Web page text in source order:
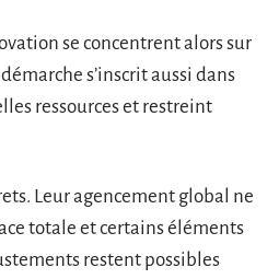
se concentrent alors sur
s’inscrit aussi dans
ressources et restreint
Leur agencement global ne
totale et certains éléments
restent possibles